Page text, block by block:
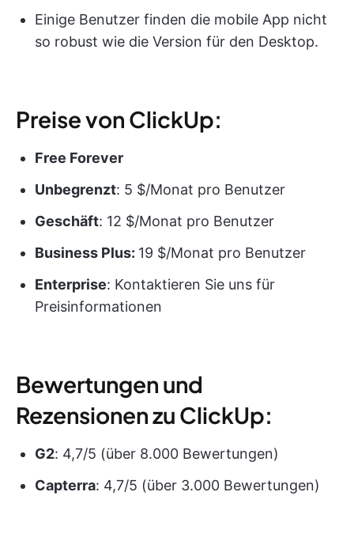
Einige Benutzer finden die mobile App nicht
so robust wie die Version für den Desktop.
Preise von ClickUp:
Free Forever
Unbegrenzt: 5 $/Monat pro Benutzer
Geschäft: 12 $/Monat pro Benutzer
Business Plus: 19 $/Monat pro Benutzer
Enterprise: Kontaktieren Sie uns für
Preisinformationen
Bewertungen und
Rezensionen zu ClickUp:
G2: 4,7/5 (über 8.000 Bewertungen)
Capterra: 4,7/5 (über 3.000 Bewertungen)